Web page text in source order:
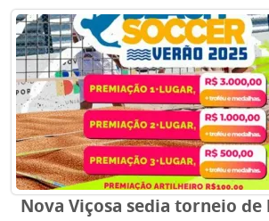
Nova Viçosa sedia torneio de